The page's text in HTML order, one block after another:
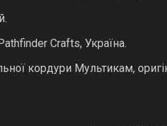
Crafts, Україна.
кордури Мультикам,